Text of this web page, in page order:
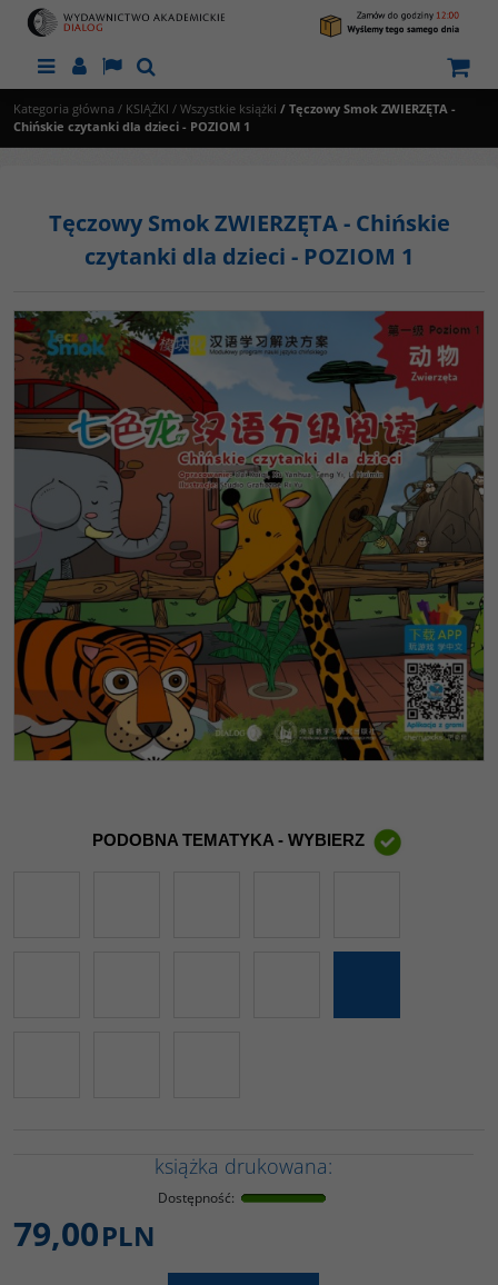
MenuPanelLangSzukaj
Kategoria główna / KSIĄŻKI / Wszystkie książki / Tęczowy Smok ZWIERZĘTA -
Chińskie czytanki dla dzieci - POZIOM 1
Tęczowy Smok ZWIERZĘTA - Chińskie
czytanki dla dzieci - POZIOM 1
PODOBNA TEMATYKA - WYBIERZ
książka drukowana:
Dostępność:
79,00PLN